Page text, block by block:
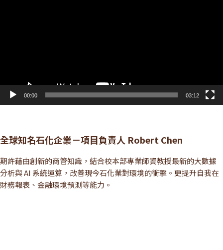
00:00 03:12
全球知名石化企業－項目負責人 Robert Chen
期許藉由創新的商管知識，結合校本部專業師資教授最新的大數據
分析與 AI 系統運算，改善現今石化業對環境的衝擊。更提升自我在
財務報表、金融環境預測等能力。